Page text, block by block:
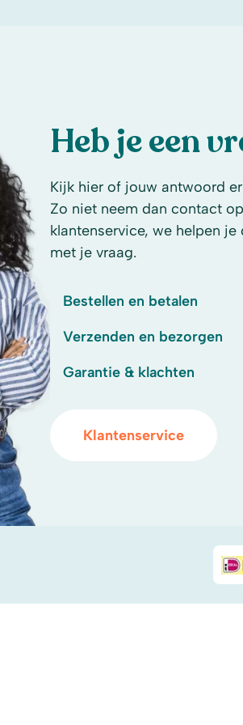
Heb je een
Kijk hier of jouw antwoord
Zo niet neem dan contact
klantenservice, we helpen je
met je vraag.
Bestellen en betalen
Verzenden en bezorgen
Garantie & klachten
Klantenservice
& bollenstreek